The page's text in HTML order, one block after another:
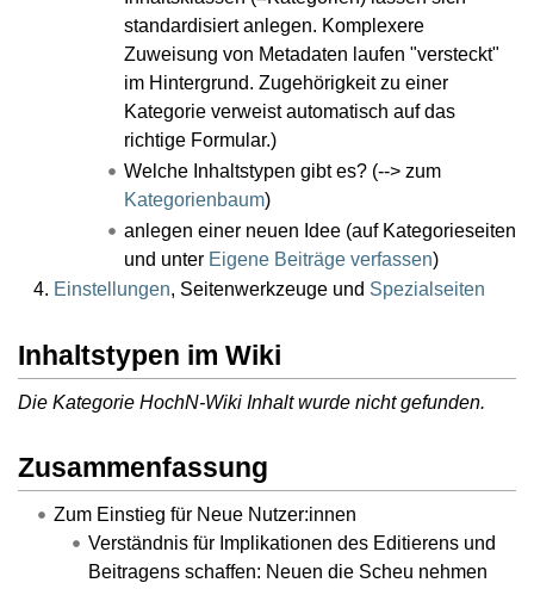
standardisiert anlegen. Komplexere
Zuweisung von Metadaten laufen "versteckt"
im Hintergrund. Zugehörigkeit zu einer
Kategorie verweist automatisch auf das
richtige Formular.)
Welche Inhaltstypen gibt es? (--> zum
Kategorienbaum)
anlegen einer neuen Idee (auf Kategorieseiten
und unter Eigene Beiträge verfassen)
Einstellungen, Seitenwerkzeuge und Spezialseiten
Inhaltstypen im Wiki
Die Kategorie HochN-Wiki Inhaltwurde nicht gefunden.
Zusammenfassung
Zum Einstieg für Neue Nutzer:innen
Verständnis für Implikationen des Editierens und
Beitragens schaffen: Neuen die Scheu nehmen